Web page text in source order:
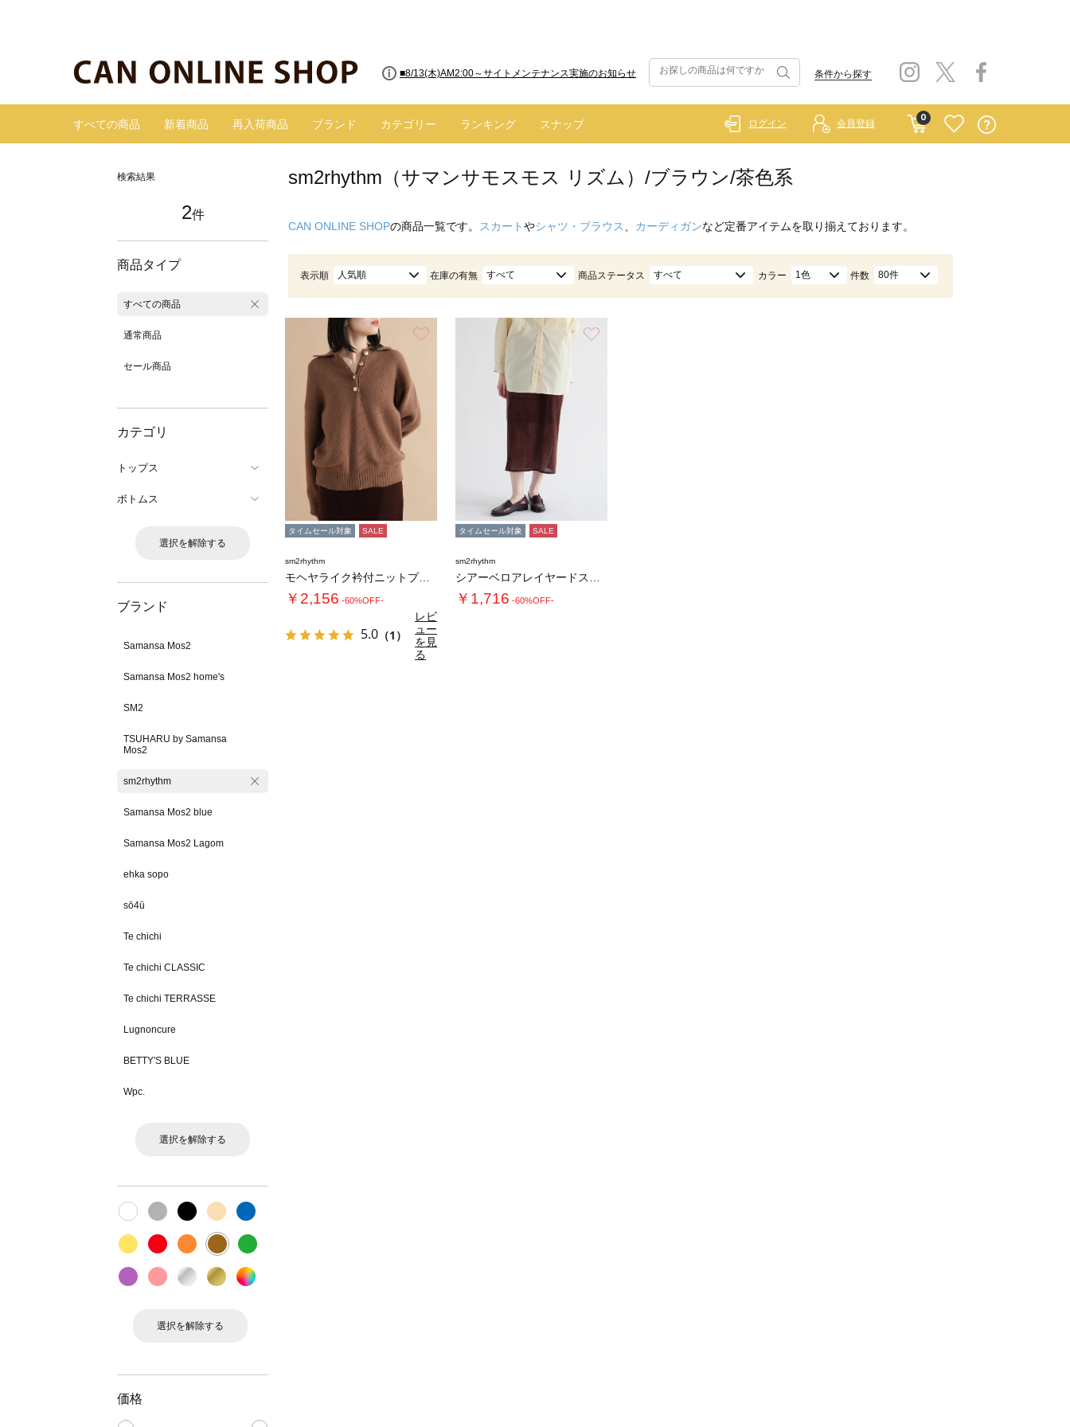
■8/13(木)AM2:00～サイトメンテナンス実施のお知らせ
■【お知らせ】ヤマト運輸の配送遅延・停止について 条件から探す
すべての商品 新着商品 再入荷商品 ブランド カテゴリー ランキング スナップ
0
ログイン 会員登録
検索結果
2件
商品タイプ
すべての商品
通常商品
セール商品
カテゴリ
トップス
ボトムス
選択を解除する
ブランド
Samansa Mos2
Samansa Mos2 home's
SM2
TSUHARU by Samansa
Mos2
sm2rhythm
Samansa Mos2 blue
Samansa Mos2 Lagom
ehka sopo
sō4ū
Te chichi
Te chichi CLASSIC
Te chichi TERRASSE
Lugnoncure
BETTY'S BLUE
Wpc.
選択を解除する
選択を解除する
価格
sm2rhythm（サマンサモスモス リズム）/ブラウン/茶色系
CAN ONLINE SHOPの商品一覧です。 スカートやシャツ・ブラウス カーディガンなど定番アイテムを取り揃えております。
表示順 人気順 在庫の有無 すべて 商品ステータス すべて カラー 1色 件数 80件
タイムセール対象 SALE
sm2rhythm
モヘヤライク衿付ニットプルオーバー
￥2,156 -60%OFF-
5.0 （1）
レビ
ュー
を見
る
タイムセール対象 SALE
sm2rhythm
￥1,716 -60%OFF-